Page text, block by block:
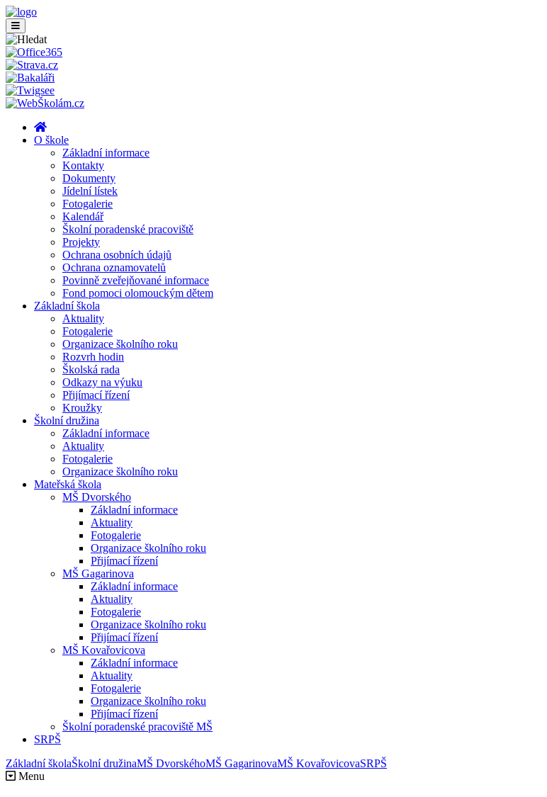
O škole
Základní informace
Kontakty
Dokumenty
Jídelní lístek
Fotogalerie
Kalendář
Školní poradenské pracoviště
Projekty
Ochrana osobních údajů
Ochrana oznamovatelů
Povinně zveřejňované informace
Fond pomoci olomouckým dětem
Základní škola
Aktuality
Fotogalerie
Organizace školního roku
Rozvrh hodin
Školská rada
Odkazy na výuku
Přijímací řízení
Kroužky
Školní družina
Základní informace
Aktuality
Fotogalerie
Organizace školního roku
Mateřská škola
MŠ Dvorského
Základní informace
Aktuality
Fotogalerie
Organizace školního roku
Přijímací řízení
MŠ Gagarinova
Základní informace
Aktuality
Fotogalerie
Organizace školního roku
Přijímací řízení
MŠ Kovařovicova
Základní informace
Aktuality
Fotogalerie
Organizace školního roku
Přijímací řízení
Školní poradenské pracoviště MŠ
SRPŠ
Základní školaŠkolní družinaMŠ DvorskéhoMŠ GagarinovaMŠ KovařovicovaSRPŠ
Menu